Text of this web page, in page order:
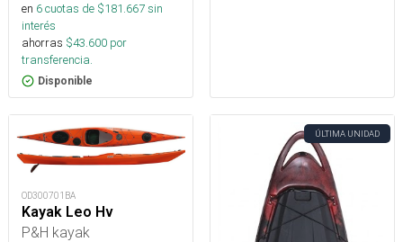
en 6cuotas de $181.667sin
interés
ahorras $43.600 por
transferencia.
Disponible
OD300701BA
Kayak Leo Hv
P&H kayak
ÚLTIMA UNIDAD